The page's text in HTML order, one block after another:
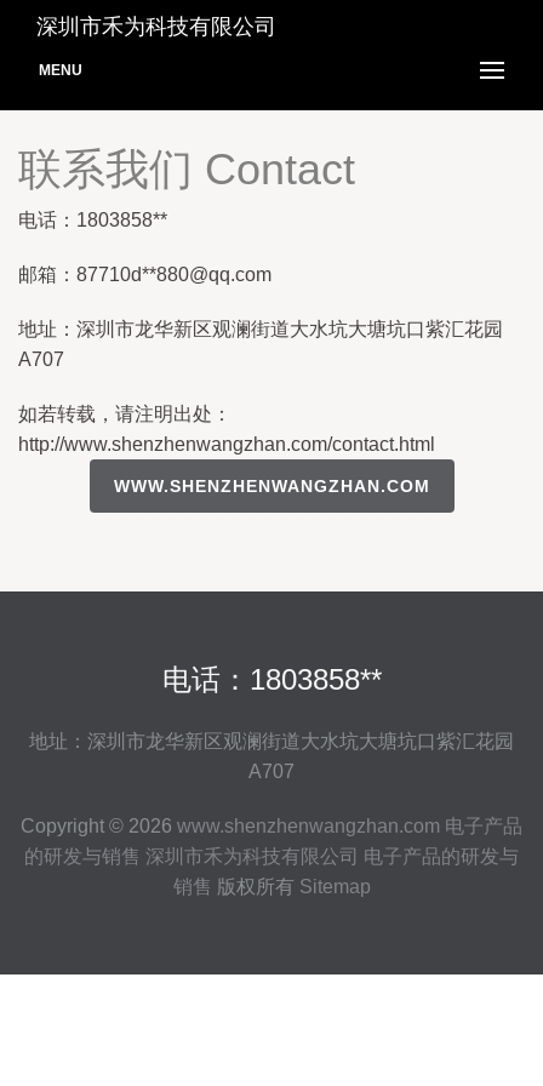
深圳市禾为科技有限公司
MENU
联系我们 Contact
电话：1803858**
邮箱：87710d**880@qq.com
地址：深圳市龙华新区观澜街道大水坑大塘坑口紫汇花园
A707
如若转载，请注明出处：
http://www.shenzhenwangzhan.com/contact.html
WWW.SHENZHENWANGZHAN.COM
电话：1803858**
地址：深圳市龙华新区观澜街道大水坑大塘坑口紫汇花园
A707
Copyright © 2026 www.shenzhenwangzhan.com 电子产品
的研发与销售 深圳市禾为科技有限公司 电子产品的研发与
销售 版权所有 Sitemap